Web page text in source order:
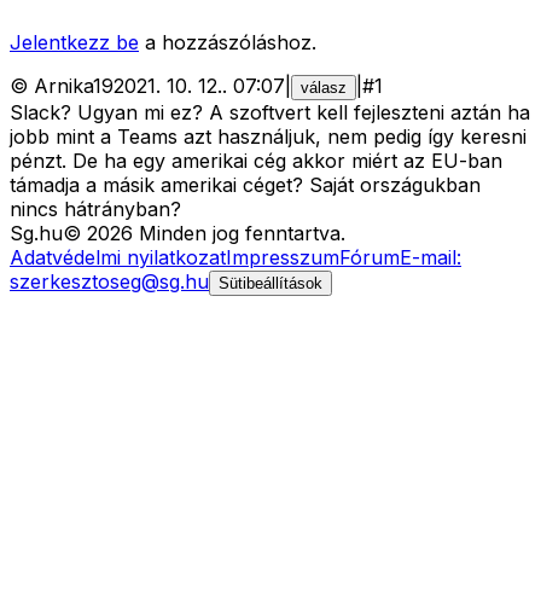
Jelentkezz be a hozzászóláshoz.
© Arnika192021. 10. 12.. 07:07 válasz #1
Slack? Ugyan mi ez? A szoftvert kell fejleszteni aztán ha
jobb mint a Teams azt használjuk, nem pedig így keresni
pénzt. De ha egy amerikai cég akkor miért az EU-ban
támadja a másik amerikai céget? Saját országukban
nincs hátrányban?
Sg.hu© 2026 Minden jog fenntartva.
Adatvédelmi nyilatkozatImpresszumFórumE-mail:
szerkesztoseg@sg.hu Sütibeállítások